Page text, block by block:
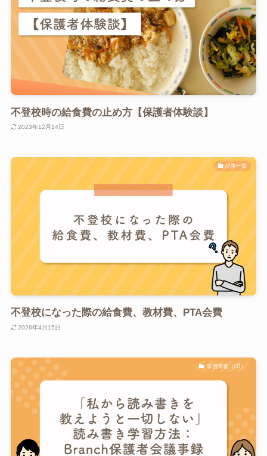
不登校時の給食費の止め方【保護者体験談】
2023年12月14日
記事一覧
不登校になった際の給食費、教材費、PTA会費
2026年4月15日
学習障害（LD）